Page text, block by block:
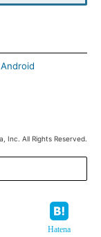
Android
Inc. All Rights Reserved.
Hatena